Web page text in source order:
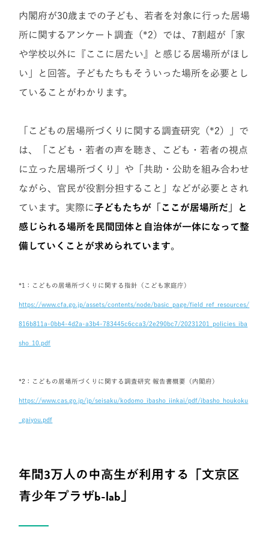
内閣府が30歳までの子ども、若者を対象に行った居場
所に関するアンケート調査（*2）では、7割超が「家
や学校以外に『ここに居たい』と感じる居場所がほし
い」と回答。子どもたちもそういった場所を必要とし
ていることがわかります。
「こどもの居場所づくりに関する調査研究（*2）」で
は、「こども・若者の声を聴き、こども・若者の視点
に立った居場所づくり」や「共助・公助を組み合わせ
ながら、官民が役割分担すること」などが必要とされ
ています。実際に子どもたちが「ここが居場所だ」と
感じられる場所を民間団体と自治体が一体になって整
備していくことが求められています。
*1：こどもの居場所づくりに関する指針（こども家庭庁）
https://www.cfa.go.jp/assets/contents/node/basic_page/field_ref_resources/
816b811a-0bb4-4d2a-a3b4-783445c6cca3/2e290bc7/20231201_policies_iba
sho_10.pdf
*2：こどもの居場所づくりに関する調査研究 報告書概要（内閣府）
https://www.cas.go.jp/jp/seisaku/kodomo_ibasho_iinkai/pdf/ibasho_houkoku
_gaiyou.pdf
年間3万人の中高生が利用する「文京区
青少年プラザb-lab」